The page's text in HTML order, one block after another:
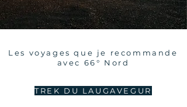
Les voyages que je recommande
avec 66° Nord
TREK DU LAUGAVEGUR